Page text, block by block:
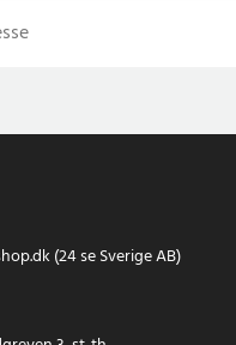
(24 se Sverige AB)